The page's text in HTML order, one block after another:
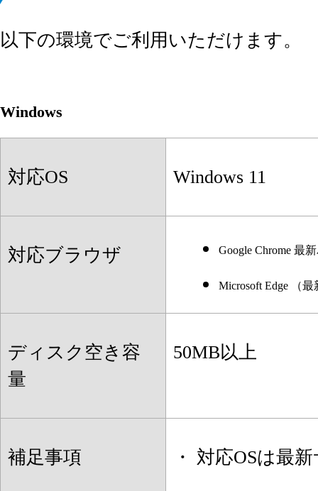
以下の環境でご利用いただけます。
Windows
対応OS Windows 11
対応ブラウザ Google Chrome 最
Microsoft Edge （
ディスク空き容
量
50MB以上
補足事項 ・ 対応OSは最